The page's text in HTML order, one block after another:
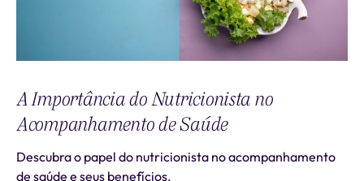
A Importância do Nutricionista no
Acompanhamento de Saúde
Descubra o papel do nutricionista no acompanhamento
de saúde e seus benefícios.